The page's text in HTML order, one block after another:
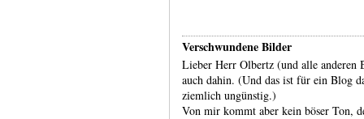
Verschwundene Bilder
Lieber Herr Olbertz (und alle anderen
auch dahin. (Und das ist für ein Blog
ziemlich ungünstig.)
Von mir kommt aber kein böser Ton,